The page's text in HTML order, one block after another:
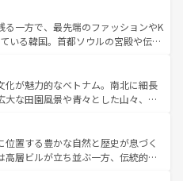
充実しており、サーフィンやダイ
ど、アウトドア好きにはたまらな
多彩な魅力を存分に味わいつくそ
である台湾東部など、都市の喧騒
しており、訪れる人に新しい発見と
る。また、奥深い台湾の食文化も魅
ーツなど、バラエティ豊かな料理
なお、新着の台湾情報は コンテンツ一覧を参
る一方で、最先端のファッションやK
いる韓国。首都ソウルの宮殿や伝統
四季折々の自然美を楽しむことが
チや焼肉、絶品のストリートフード
料理が待っている。夜には、韓国な
韓国の多彩な魅力を心ゆくまで味
わってみてほしい。 なお、新着の韓国情報はコンテンツ一
化が魅力的なベトナム。南北に細長
大な田園風景や青々とした山々、世
息づく。ハノイの古い町並みやホ
統治時代の建物も、独特の雰囲気を
、バラエティの豊かさとおいしさで
位置する豊かな自然と歴史が息づく
高層ビルが立ち並ぶ一方、伝統的な